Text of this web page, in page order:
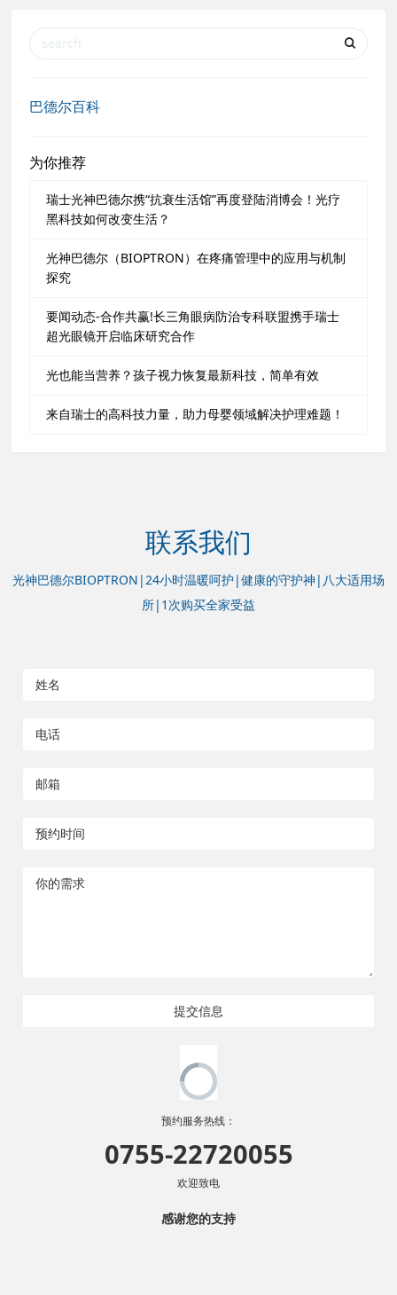
巴德尔百科
为你推荐
瑞士光神巴德尔携“抗衰生活馆”再度登陆消博会！光疗
黑科技如何改变生活？
光神巴德尔（BIOPTRON）在疼痛管理中的应用与机制
探究
要闻动态-合作共赢!长三角眼病防治专科联盟携手瑞士
超光眼镜开启临床研究合作
光也能当营养？孩子视力恢复最新科技，简单有效
来自瑞士的高科技力量，助力母婴领域解决护理难题！
联系我们
光神巴德尔BIOPTRON|24小时温暖呵护|健康的守护神|八大适用场
所|1次购买全家受益
提交信息
预约服务热线：
0755-22720055
欢迎致电
感谢您的支持